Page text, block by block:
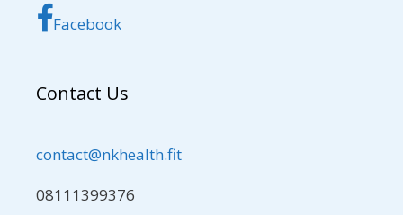
Facebook
Contact Us
contact@nkhealth.fit
08111399376